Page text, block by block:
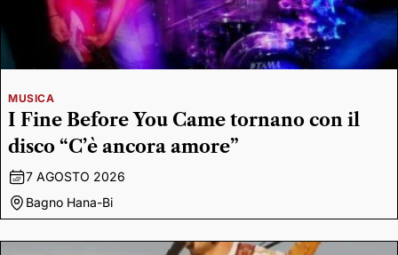
MUSICA
I Fine Before You Came tornano con il
disco “C’è ancora amore”
7 AGOSTO 2026
Bagno Hana-Bi